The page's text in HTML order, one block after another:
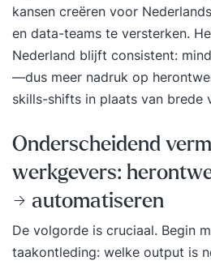
kansen creëren voor
en data-teams te versterken.
Nederland blijft consistent:
—dus meer nadruk op
skills-shifts in plaats van brede
Onderscheidend
werkgevers:
→ automatiseren
De volgorde is cruciaal. Begin
taakontleding: welke output is